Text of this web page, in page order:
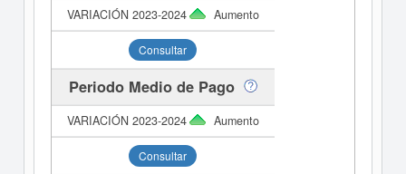
Aumento
Consultar
Periodo Medio de Pago
Aumento
Consultar